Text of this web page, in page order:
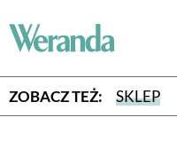
ZOBACZ TEŻ: SKLEP